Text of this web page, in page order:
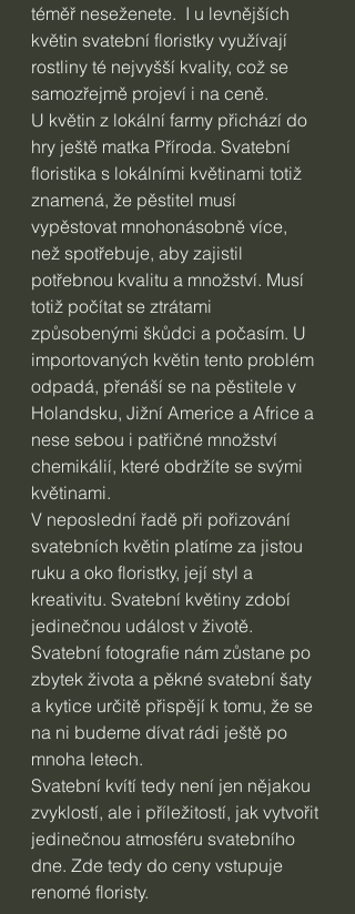
téměř neseženete.  I u levnějších
květin svatební floristky využívají
rostliny té nejvyšší kvality, což se
samozřejmě projeví i na ceně.
U květin z lokální farmy přichází do
hry ještě matka Příroda. Svatební
floristika s lokálními květinami totiž
znamená, že pěstitel musí
vypěstovat mnohonásobně více,
než spotřebuje, aby zajistil
potřebnou kvalitu a množství. Musí
totiž počítat se ztrátami
způsobenými škůdci a počasím. U
importovaných květin tento problém
odpadá, přenáší se na pěstitele v
Holandsku, Jižní Americe a Africe a
nese sebou i patřičné množství
chemikálií, které obdržíte se svými
květinami.
V neposlední řadě při pořizování
svatebních květin platíme za jistou
ruku a oko floristky, její styl a
kreativitu. Svatební květiny zdobí
jedinečnou událost v životě.
Svatební fotografie nám zůstane po
zbytek života a pěkné svatební šaty
a kytice určitě přispějí k tomu, že se
na ni budeme dívat rádi ještě po
mnoha letech.
Svatební kvítí tedy není jen nějakou
zvyklostí, ale i příležitostí, jak vytvořit
jedinečnou atmosféru svatebního
dne. Zde tedy do ceny vstupuje
renomé floristy.